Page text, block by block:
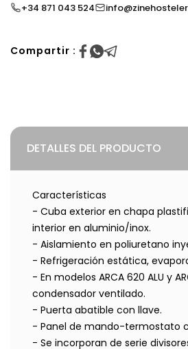
+34 871 043 524
Compartir :
DETALLES DEL PRODUCTO
Características
- Cuba exterior en chapa
interior en aluminio/inox.
- Aislamiento en poliuretano
- Refrigeración estática,
- En modelos ARCA 620 ALU y
condensador ventilado.
- Puerta abatible con llave.
- Panel de mando-termostato
- Se incorporan de serie